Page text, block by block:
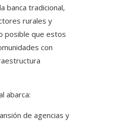
banca tradicional,
rurales y
posible que estos
con
abarca:
de agencias y